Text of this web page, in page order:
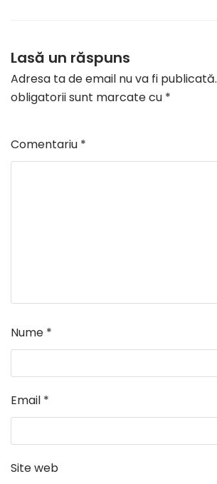
Lasă un răspuns
Adresa ta de email nu va fi publicată.
obligatorii sunt marcate cu *
Comentariu *
Nume *
Email *
Site web